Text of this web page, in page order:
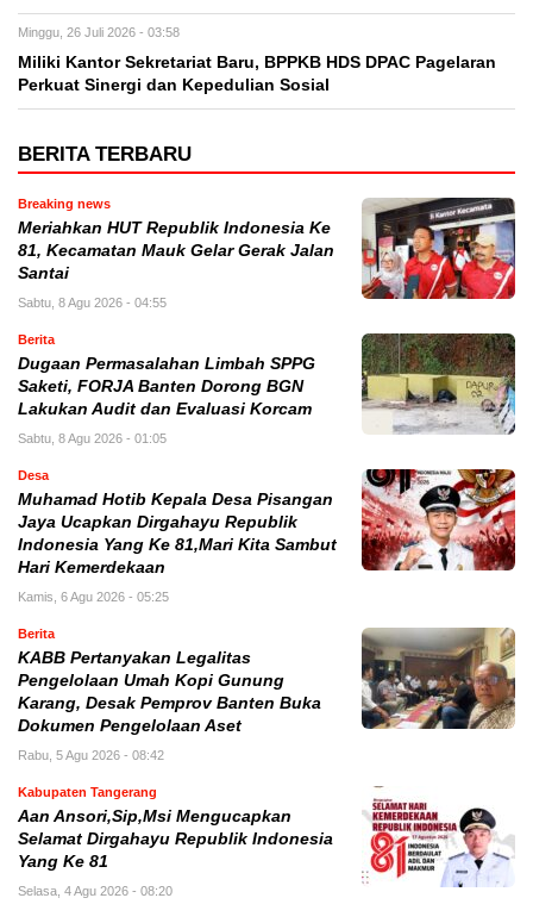
Minggu, 26 Juli 2026 - 03:58
Miliki Kantor Sekretariat Baru, BPPKB HDS DPAC Pagelaran
Perkuat Sinergi dan Kepedulian Sosial
BERITA TERBARU
Breaking news
Meriahkan HUT Republik Indonesia Ke
81, Kecamatan Mauk Gelar Gerak Jalan
Santai
Sabtu, 8 Agu 2026 - 04:55
Berita
Dugaan Permasalahan Limbah SPPG
Saketi, FORJA Banten Dorong BGN
Lakukan Audit dan Evaluasi Korcam
Sabtu, 8 Agu 2026 - 01:05
Desa
Muhamad Hotib Kepala Desa Pisangan
Jaya Ucapkan Dirgahayu Republik
Indonesia Yang Ke 81,Mari Kita Sambut
Hari Kemerdekaan
Kamis, 6 Agu 2026 - 05:25
Berita
KABB Pertanyakan Legalitas
Pengelolaan Umah Kopi Gunung
Karang, Desak Pemprov Banten Buka
Dokumen Pengelolaan Aset
Rabu, 5 Agu 2026 - 08:42
Kabupaten Tangerang
Aan Ansori,Sip,Msi Mengucapkan
Selamat Dirgahayu Republik Indonesia
Yang Ke 81
Selasa, 4 Agu 2026 - 08:20